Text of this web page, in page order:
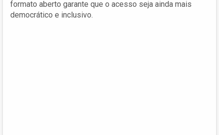
formato aberto garante que o acesso seja ainda mais
democrático e inclusivo.